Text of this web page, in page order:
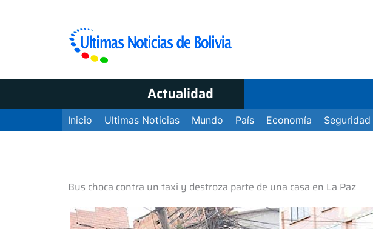
Actualidad
Inicio Ultimas Noticias Mundo País Economía Seguridad
Bus choca contra un taxi y destroza parte de una casa en La Paz